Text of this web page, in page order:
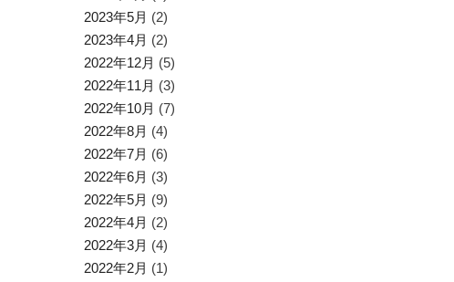
2023年5月 (2)
2023年4月 (2)
2022年12月 (5)
2022年11月 (3)
2022年10月 (7)
2022年8月 (4)
2022年7月 (6)
2022年6月 (3)
2022年5月 (9)
2022年4月 (2)
2022年3月 (4)
2022年2月 (1)